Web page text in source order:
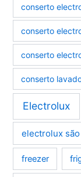
conserto
conserto
conserto
conserto
Electrolux
electrolux
freezer